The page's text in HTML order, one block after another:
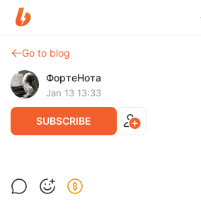
Go to blog
ФортеНота
Jan 13 13:33
SUBSCRIBE
Мир волшебных мелодий
Ноты для фортепиано.